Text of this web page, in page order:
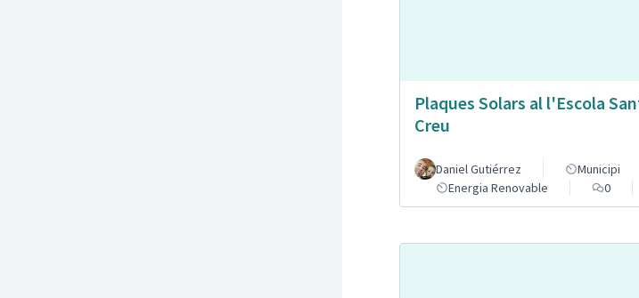
Plaques Solars al l'Escola
Creu
Daniel Gutiérrez
Municipi
Energia Renovable
0